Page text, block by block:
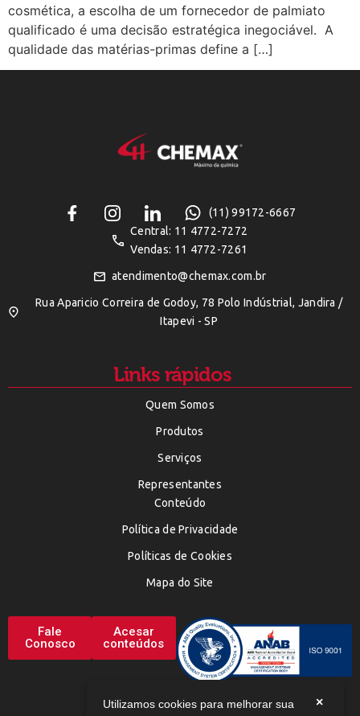
cosmética, a escolha de um fornecedor de palmiato
qualificado é uma decisão estratégica inegociável. A
qualidade das matérias-primas define a […]
(11) 99172-6667
Central: 11 4772-7272
Vendas: 11 4772-7261
atendimento@chemax.com.br
Rua Aparicio Correira de Godoy, 78 Polo Indústrial, Jandira /
Itapevi - SP
Links rápidos
Quem Somos
Produtos
Serviços
Representantes
Conteúdo
Política de Privacidade
Políticas de Cookies
Mapa do Site
Fale
Conosco
Acesar
conteúdos
×
Utilizamos cookies para melhorar sua